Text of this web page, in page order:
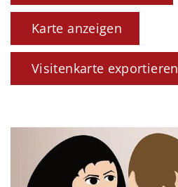
Karte anzeigen
Visitenkarte exportieren